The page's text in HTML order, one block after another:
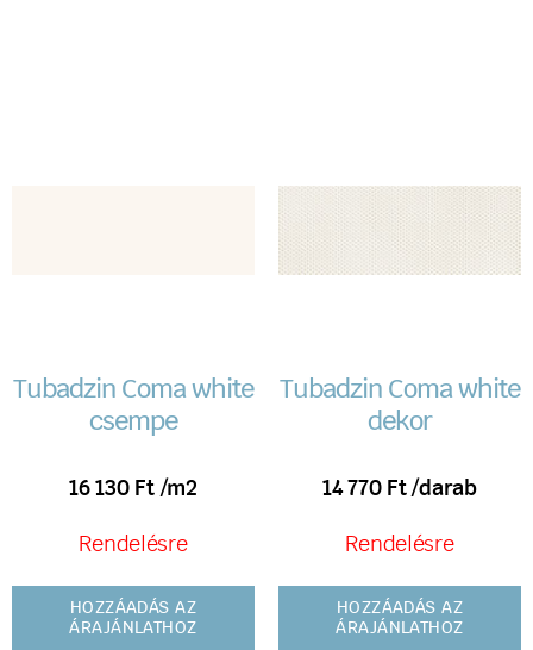
Tubadzin Coma white
csempe
16 130 Ft /m2
Rendelésre
HOZZÁADÁS AZ
ÁRAJÁNLATHOZ
Tubadzin Coma white
dekor
14 770 Ft /darab
Rendelésre
HOZZÁADÁS AZ
ÁRAJÁNLATHOZ